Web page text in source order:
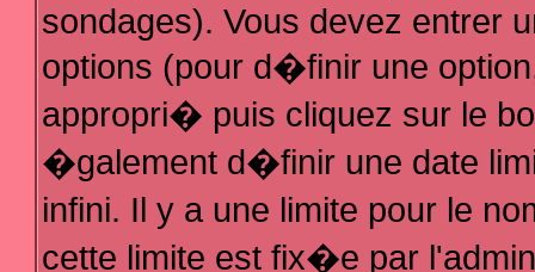
sondages). Vous devez entrer
options (pour d�finir une
appropri� puis cliquez sur le
�galement d�finir une date
infini. Il y a une limite pour le
cette limite est fix�e par